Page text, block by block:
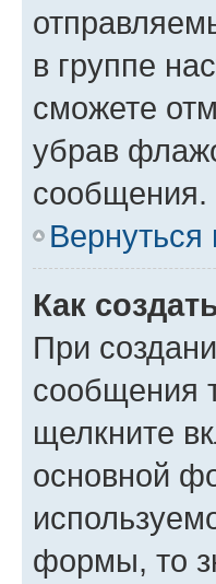
в группе
сможете
убрав
сообщения.
Вернуться
Как
При
сообщения
щелкните
основной
формы, то